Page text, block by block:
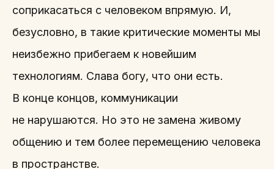
соприкасаться с человеком впрямую. И,
безусловно, в такие критические моменты мы
неизбежно прибегаем к новейшим
технологиям. Слава богу, что они есть.
В конце концов, коммуникации
не нарушаются. Но это не замена живому
общению и тем более перемещению человека
в пространстве.